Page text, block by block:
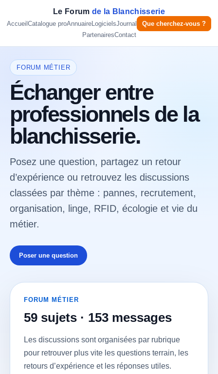
Le Forum de la Blanchisserie
AccueilCatalogue proAnnuaireLogicielsJournal
Que cherchez-vous ?
PartenairesContact
FORUM MÉTIER
Échanger entre
professionnels de la
blanchisserie.
Posez une question, partagez un retour
d’expérience ou retrouvez les discussions
classées par thème : pannes, recrutement,
organisation, linge, RFID, écologie et vie du
métier.
Poser une question
FORUM MÉTIER
59 sujets · 153 messages
Les discussions sont organisées par rubrique
pour retrouver plus vite les questions terrain, les
retours d’expérience et les réponses utiles.